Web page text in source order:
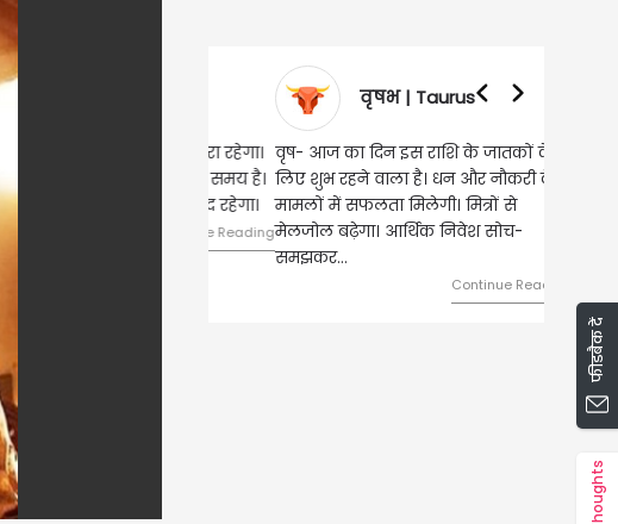
वृषभ | Taurus
वृष- आज का दिन इस राशि के जातकों के
लिए शुभ रहने वाला है। धन और नौकरी के
मामलों में सफलता मिलेगी। मित्रों से
मेलजोल बढ़ेगा। आर्थिक निवेश सोच-
समझकर...
Continue Reading
फीडबैक दें
Thoughts